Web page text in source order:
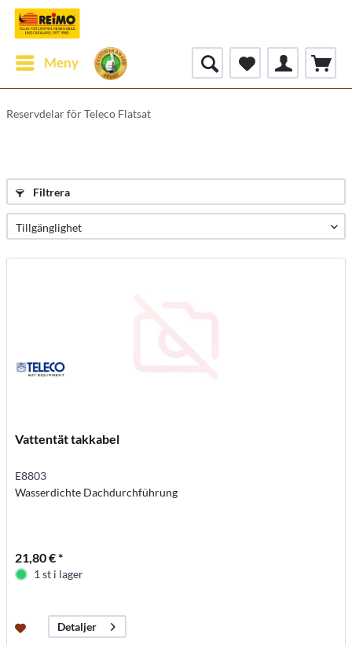
Meny
Reservdelar för Teleco Flatsat
Filtrera
Vattentät takkabel
E8803
Wasserdichte Dachdurchführung
21,80 € *
1 st i lager
Detaljer